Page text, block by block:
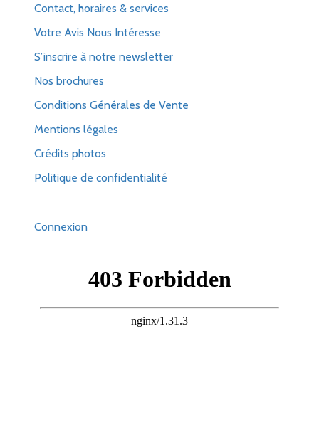
Contact, horaires & services
Votre Avis Nous Intéresse
S’inscrire à notre newsletter
Nos brochures
Conditions Générales de Vente
Mentions légales
Crédits photos
Politique de confidentialité
Connexion